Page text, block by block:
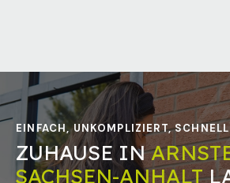
EINFACH, UNKOMPLIZIERT, SCHNELL
ZUHAUSE IN
SACHSEN-ANHALT